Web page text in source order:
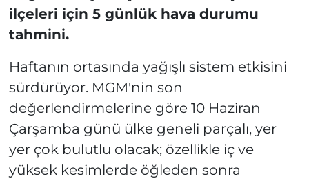
ilçeleri için 5 günlük hava durumu
tahmini.
Haftanın ortasında yağışlı sistem etkisini
sürdürüyor. MGM'nin son
değerlendirmelerine göre 10 Haziran
Çarşamba günü ülke geneli parçalı, yer
yer çok bulutlu olacak; özellikle iç ve
yüksek kesimlerde öğleden sonra